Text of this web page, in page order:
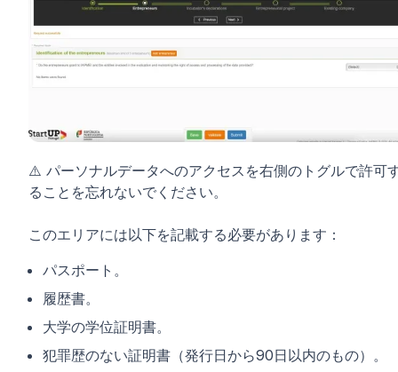
⚠️ パーソナルデータへのアクセスを右側のトグルで許可
ることを忘れないでください。
このエリアには以下を記載する必要があります：
パスポート。
履歴書。
大学の学位証明書。
犯罪歴のない証明書（発行日から90日以内のもの）。